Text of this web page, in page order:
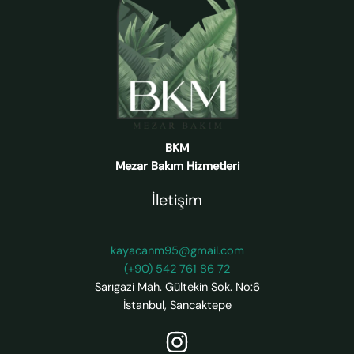
BKM
Mezar Bakım Hizmetleri
İletişim
kayacanm95@gmail.com
(+90) 542 761 86 72
Sarıgazi Mah. Gültekin Sok. No:6
İstanbul, Sancaktepe